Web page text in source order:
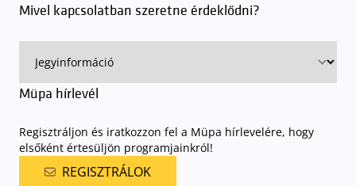
Mivel kapcsolatban szeretne érdeklődni?
Müpa hírlevél
Regisztráljon és iratkozzon fel a Müpa hírlevelére, hogy
elsőként értesüljön programjainkról!
REGISZTRÁLOK